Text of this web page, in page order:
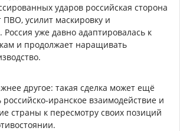
ударов российская сторона
усилит маскировку и
Россия уже давно адаптировалась к
и продолжает наращивать
другое: такая сделка может ещё
российско-иранское взаимодействие и
страны к пересмотру своих позиций